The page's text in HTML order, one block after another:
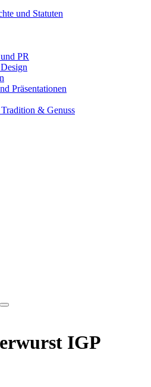
und Statuten
PR
Präsentationen
& Genuss
IGP